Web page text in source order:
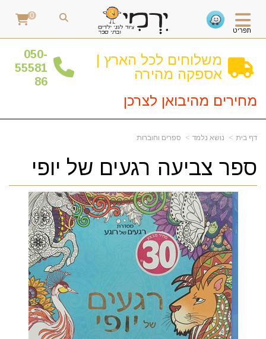
תפריט
0
משלוחים לכל הארץ |
אספקה מהירה
050-
55581
86
מחירים מהיבואן לצרכן
דף בית נושא נלמד ספרים וחוברות
ספר צביעה רגעים של יופי